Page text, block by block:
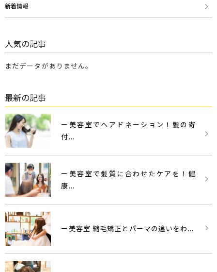
新着情報
人気の記事
まだデータがありません。
最新の記事
ー美容室でヘアドネーション！髪の寄
付...
ー美容室で髪質に合わせたケアを！健
康...
ー美容室 縮毛矯正とパーマの違いをわ...